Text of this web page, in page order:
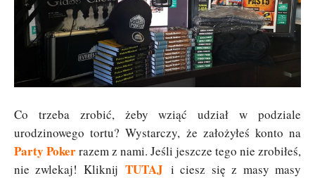
Co trzeba zrobić, żeby wziąć udział w podziale
urodzinowego tortu? Wystarczy, że założyłeś konto na
Party Pokerrazem z nami. Jeśli jeszcze tego nie zrobiłeś,
nie zwlekaj! KliknijTUTAJ i ciesz się z masy masy